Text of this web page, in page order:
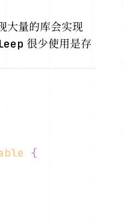
大量的库会实现
很少使用是存
{